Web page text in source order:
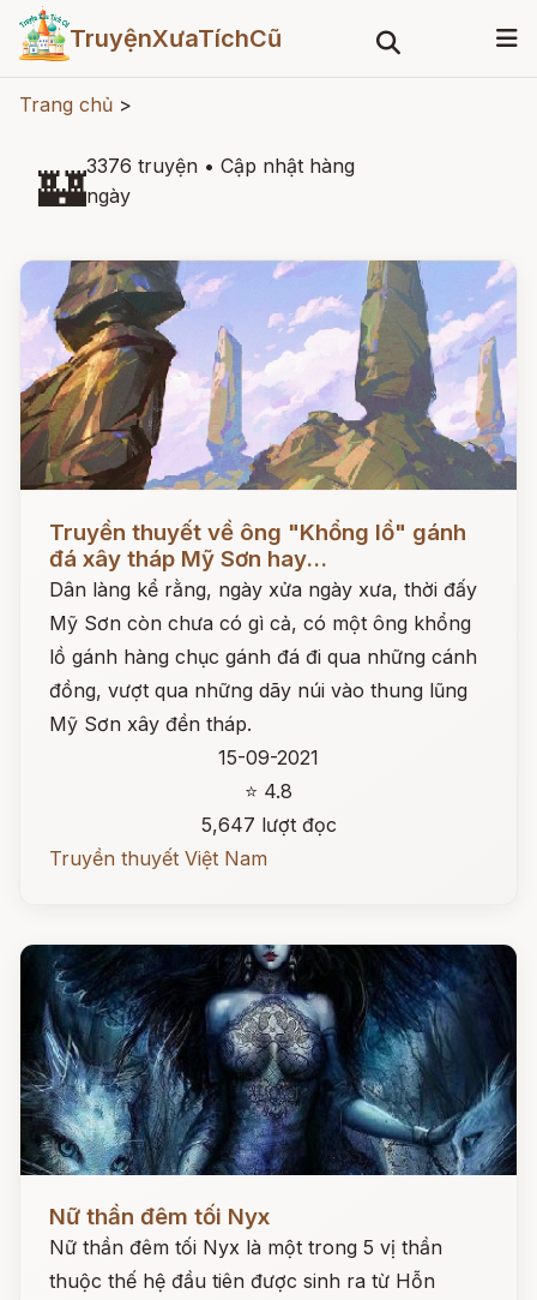
TruyệnXưaTíchCũ
Trang chủ >
🏰3376 truyện • Cập nhật hàng
ngày
Đọc ngay
Truyền thuyết về ông "Khổng lồ" gánh
đá xây tháp Mỹ Sơn hay...
Dân làng kể rằng, ngày xửa ngày xưa, thời đấy
Mỹ Sơn còn chưa có gì cả, có một ông khổng
lồ gánh hàng chục gánh đá đi qua những cánh
đồng, vượt qua những dãy núi vào thung lũng
Mỹ Sơn xây đền tháp.
15-09-2021
⭐ 4.8
5,647 lượt đọc
Truyền thuyết Việt Nam
Nữ thần đêm tối Nyx
Nữ thần đêm tối Nyx là một trong 5 vị thần
thuộc thế hệ đầu tiên được sinh ra từ Hỗn